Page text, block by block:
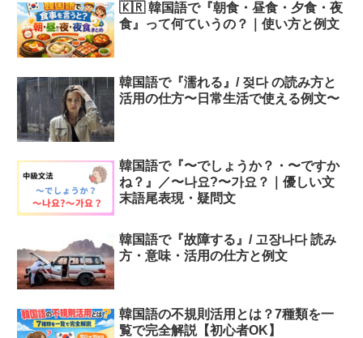
🇰🇷 韓国語で『朝食・昼食・夕食・夜
食』って何ていうの？｜使い方と例文
韓国語で『濡れる』/ 젖다 の読み方と
活用の仕方〜日常生活で使える例文〜
韓国語で『〜でしょうか？・〜ですか
ね？』／〜나요?〜가요？｜優しい文
末語尾表現・疑問文
韓国語で『故障する』/ 고장나다 読み
方・意味・活用の仕方と例文
韓国語の不規則活用とは？7種類を一
覧で完全解説【初心者OK】